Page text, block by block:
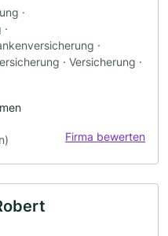
·
·
· Versicherung ·
Firma bewerten